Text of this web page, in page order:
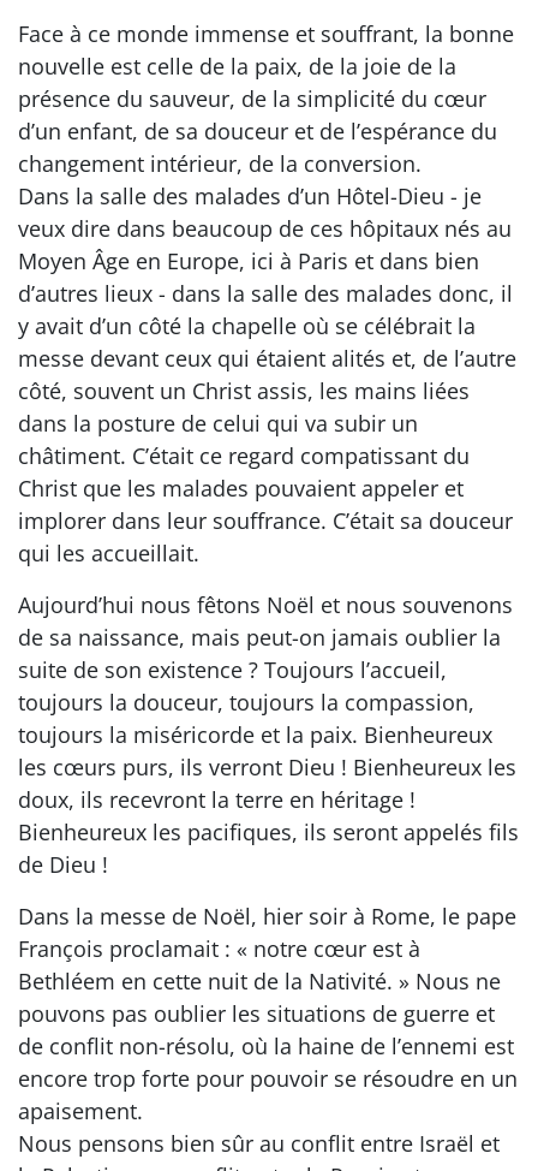
Face à ce monde immense et souffrant, la bonne
nouvelle est celle de la paix, de la joie de la
présence du sauveur, de la simplicité du cœur
d’un enfant, de sa douceur et de l’espérance du
changement intérieur, de la conversion.
Dans la salle des malades d’un Hôtel-Dieu - je
veux dire dans beaucoup de ces hôpitaux nés au
Moyen Âge en Europe, ici à Paris et dans bien
d’autres lieux - dans la salle des malades donc, il
y avait d’un côté la chapelle où se célébrait la
messe devant ceux qui étaient alités et, de l’autre
côté, souvent un Christ assis, les mains liées
dans la posture de celui qui va subir un
châtiment. C’était ce regard compatissant du
Christ que les malades pouvaient appeler et
implorer dans leur souffrance. C’était sa douceur
qui les accueillait.
Aujourd’hui nous fêtons Noël et nous souvenons
de sa naissance, mais peut-on jamais oublier la
suite de son existence ? Toujours l’accueil,
toujours la douceur, toujours la compassion,
toujours la miséricorde et la paix. Bienheureux
les cœurs purs, ils verront Dieu ! Bienheureux les
doux, ils recevront la terre en héritage !
Bienheureux les pacifiques, ils seront appelés fils
de Dieu !
Dans la messe de Noël, hier soir à Rome, le pape
François proclamait : « notre cœur est à
Bethléem en cette nuit de la Nativité. » Nous ne
pouvons pas oublier les situations de guerre et
de conflit non-résolu, où la haine de l’ennemi est
encore trop forte pour pouvoir se résoudre en un
apaisement.
Nous pensons bien sûr au conflit entre Israël et